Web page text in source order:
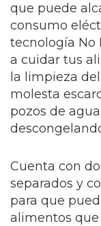
que puede
consumo
tecnología No
a cuidar tus
la limpieza
molesta
pozos de
Cuenta con
separados y
para que
alimentos que